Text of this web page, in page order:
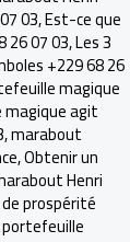
03,Est-ce que
26 07 03,Les 3
+229 68 26
magique
agit
,marabout
,Obtenir un
Henri
prospérité
portefeuille